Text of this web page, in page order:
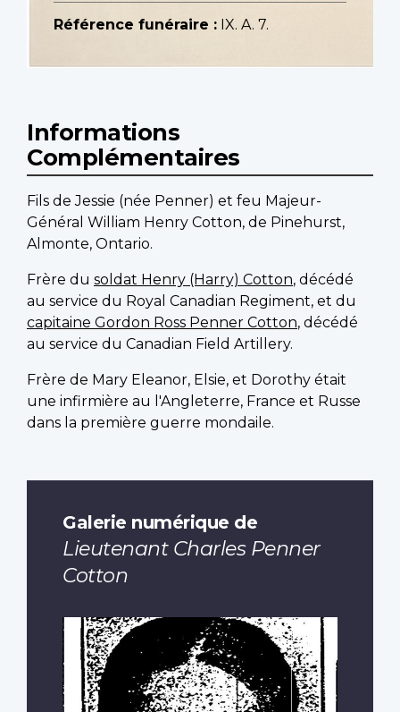
Référence funéraire : IX. A. 7.
Informations
Complémentaires
Fils de Jessie (née Penner) et feu Majeur-
Général William Henry Cotton, de Pinehurst,
Almonte, Ontario.
Frère du soldat Henry (Harry) Cotton, décédé
au service du Royal Canadian Regiment, et du
capitaine Gordon Ross Penner Cotton, décédé
au service du Canadian Field Artillery.
Frère de Mary Eleanor, Elsie, et Dorothy était
une infirmière au l'Angleterre, France et Russe
dans la première guerre mondaile.
Galerie numérique de
Lieutenant Charles Penner
Cotton